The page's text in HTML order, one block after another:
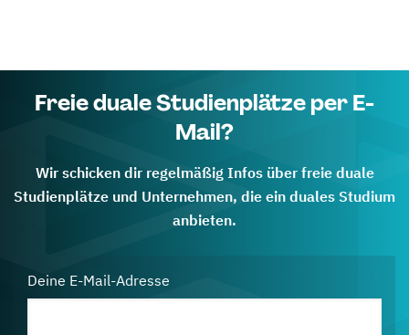
Freie duale Studienplätze per E-
Mail?
Wir schicken dir regelmäßig Infos über freie duale
Studienplätze und Unternehmen, die ein duales Studium
anbieten.
Deine E-Mail-Adresse